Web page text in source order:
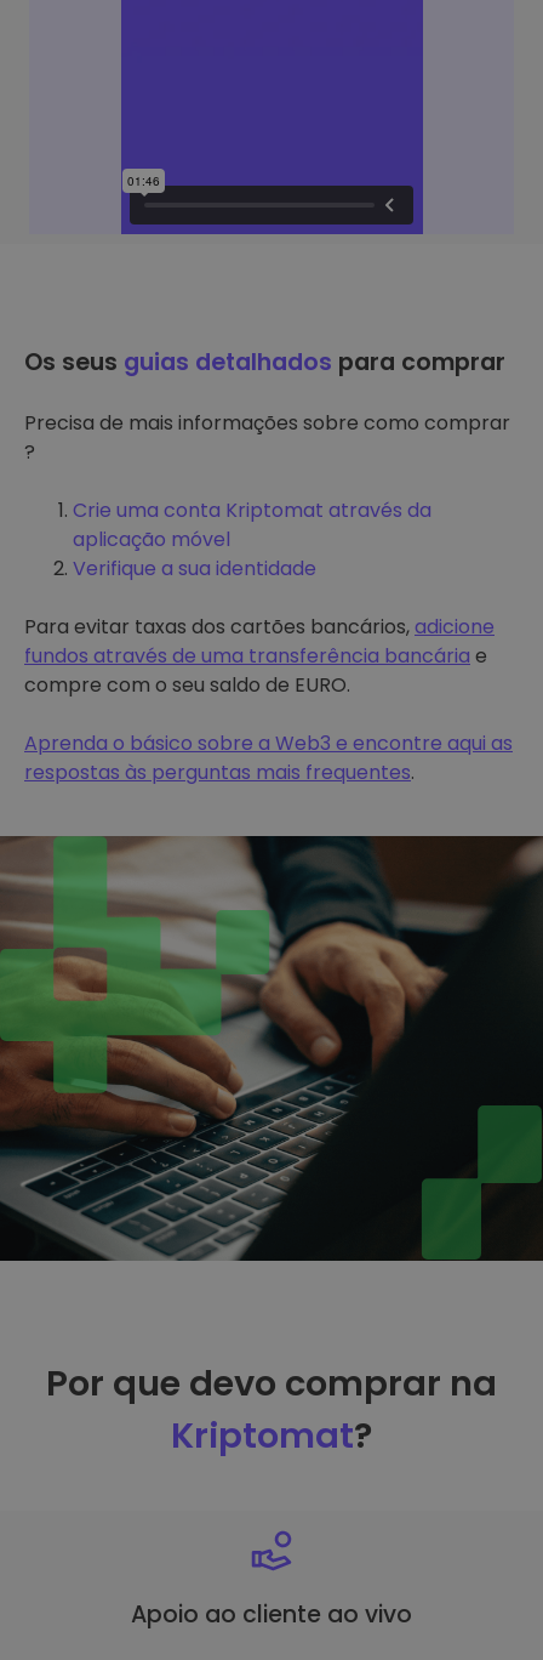
Os seus guias detalhados para comprar
Precisa de mais informações sobre como comprar
?
Crie uma conta Kriptomat através da
aplicação móvel
Verifique a sua identidade
Para evitar taxas dos cartões bancários,adicione
fundos através de uma transferência bancária e
compre com o seu saldo de EURO.
Aprenda o básico sobre a Web3 e encontre aqui as
respostas às perguntas mais frequentes.
Por que devo comprar na
Kriptomat?
Apoio ao cliente ao vivo